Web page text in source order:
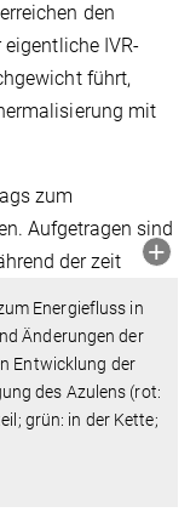
den
IVR-
führt,
mit
Energiefluss in
Änderungen der
Entwicklung der
des Azulens (rot:
grün: in der Kette;